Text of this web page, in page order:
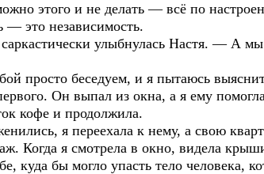
этого и не делать — всё по
— это независимость.
улыбнулась Настя. — А мы
просто беседуем, и я пытаюсь
Он выпал из окна, а я ему
кофе и продолжила.
я переехала к нему, а свою
Когда я смотрела в окно, видела
куда бы могло упасть тело